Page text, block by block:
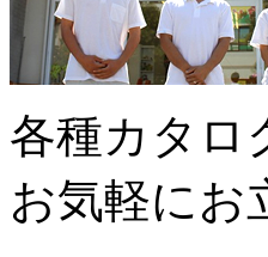
各種カタロ
お気軽にお